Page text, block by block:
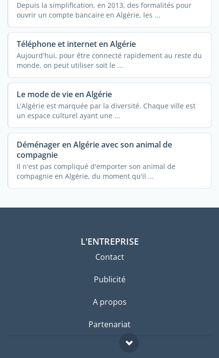
Depuis la simplification, en 2013, des formalités pour
ouvrir un compte bancaire en Algérie, les ...
Téléphone et internet en Algérie
Aujourd'hui, pour être connecté rapidement au reste du
monde, on peut utiliser soit le ...
Le mode de vie en Algérie
L'Algérie est marquée par la diversité. Chaque ville est
un espace culturel ayant une ...
Déménager en Algérie avec son animal de
compagnie
Il n'est pas compliqué d'emporter son animal de
compagnie en Algérie, du moment qu'il ...
L'ENTREPRISE
Contact
Publicité
A propos
Partenariat